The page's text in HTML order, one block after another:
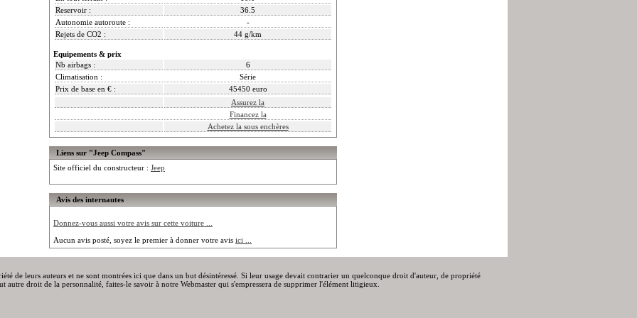
Reservoir :
36.5
Autonomie autoroute :
-
Rejets de CO2 :
44 g/km
Equipements & prix
Nb airbags :
6
Climatisation :
Série
Prix de base en € :
45450 euro
Assurez la
Financez la
Achetez la sous enchères
Liens sur "Jeep Compass"
Site officiel du constructeur : Jeep
Avis des internautes
Donnez-vous aussi votre avis sur cette voiture ...
Aucun avis posté, soyez le premier à donner votre avis ici ...
de leurs auteurs et ne sont montrées ici que dans un but désintéressé. Si leur usage devait contrarier un quelconque droit d'auteur, de propriété
autre droit de la personnalité, faites-le savoir à notre Webmaster qui s'empressera de supprimer l'élément litigieux.